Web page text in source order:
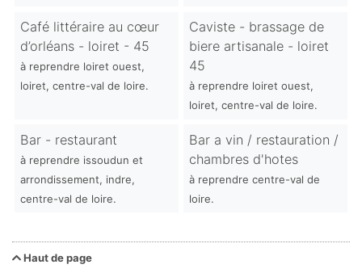
Café littéraire au cœur
d’orléans - loiret - 45
à reprendre loiret ouest,
loiret, centre-val de loire.
Caviste - brassage de
biere artisanale - loiret
45
à reprendre loiret ouest,
loiret, centre-val de loire.
Bar - restaurant
à reprendre issoudun et
arrondissement, indre,
centre-val de loire.
Bar a vin / restauration /
chambres d'hotes
à reprendre centre-val de
loire.
Haut de page